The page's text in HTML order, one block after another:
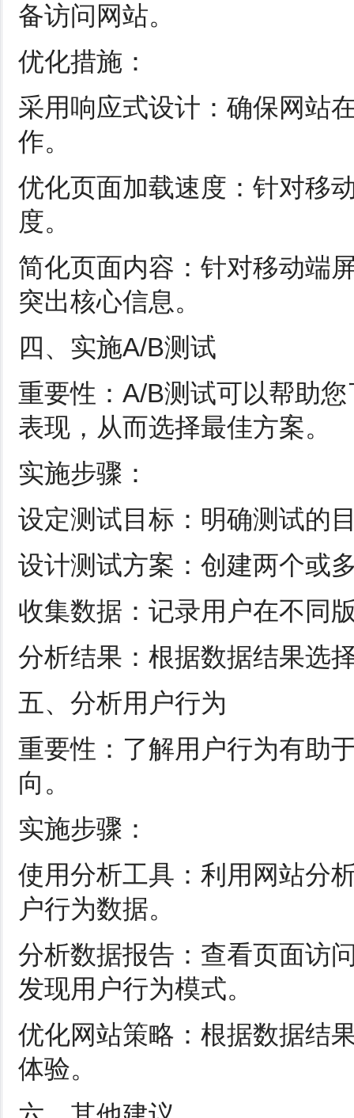
备访问网站。
优化措施：
采用响应式设计：确保网站
作。
优化页面加载速度：针对移
度。
简化页面内容：针对移动端
突出核心信息。
四、实施A/B测试
重要性：A/B测试可以帮助
表现，从而选择最佳方案。
实施步骤：
设定测试目标：明确测试的
设计测试方案：创建两个或
收集数据：记录用户在不同
分析结果：根据数据结果选
五、分析用户行为
重要性：了解用户行为有助
向。
实施步骤：
使用分析工具：利用网站分
户行为数据。
分析数据报告：查看页面访
发现用户行为模式。
优化网站策略：根据数据结
体验。